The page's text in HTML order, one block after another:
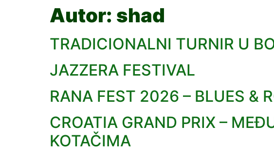
Autor: shad
TRADICIONALNI TURNIR U
JAZZERA FESTIVAL
RANA FEST 2026 – BLUES &
CROATIA GRAND PRIX –
KOTAČIMA